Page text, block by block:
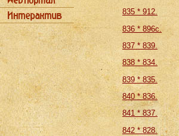
835 * 912.
836 * 896с.
837 * 839.
838 * 834.
839 * 835.
840 * 836.
841 * 837.
842 * 828.